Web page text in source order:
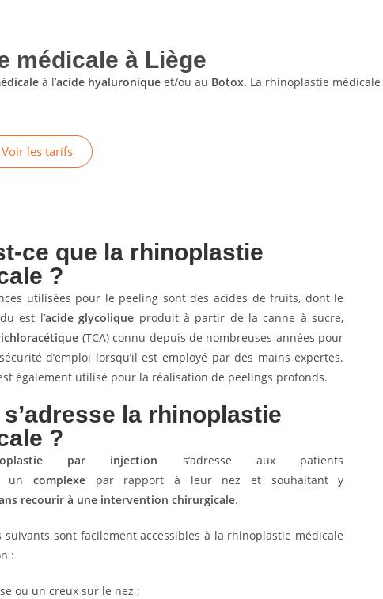
médicale à Liège
à l’acide hyaluronique et/ou au Botox. La rhinoplastie
Voir les tarifs
ce que la rhinoplastie
?
utilisées pour le peeling sont des acides de fruits, dont le
est l’acide glycolique produit à partir de la canne à sucre,
(TCA) connu depuis de nombreuses années pour
d’emploi lorsqu’il est employé par des mains expertes.
également utilisé pour la réalisation de peelings profonds.
la rhinoplastie
?
par injection s’adresse aux patients
un complexepar rapport à leur nez et souhaitant y
recourir à une intervention chirurgicale.
suivants sont facilement accessibles à la rhinoplastie médicale
:
ou un creux sur le nez ;